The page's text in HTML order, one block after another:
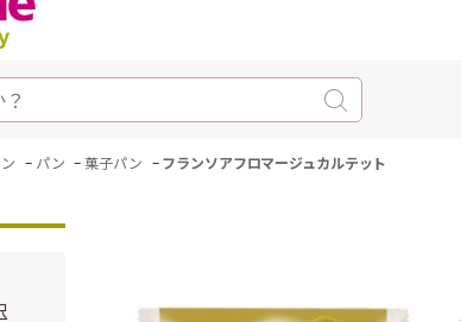
- パン -菓子パン - フランソアフロマージュカルテット